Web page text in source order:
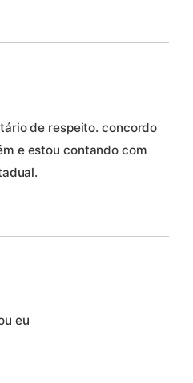
de respeito. concordo
e estou contando com
eu